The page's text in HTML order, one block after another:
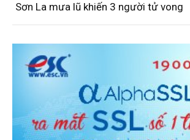
Sơn La mưa lũ khiến 3 người tử vong